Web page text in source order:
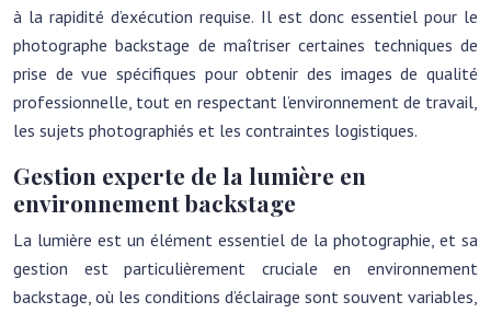
à la rapidité d’exécution requise. Il est donc essentiel pour le
photographe backstage de maîtriser certaines techniques de
prise de vue spécifiques pour obtenir des images de qualité
professionnelle, tout en respectant l’environnement de travail,
les sujets photographiés et les contraintes logistiques.
Gestion experte de la lumière en
environnement backstage
La lumière est un élément essentiel de la photographie, et sa
gestion est particulièrement cruciale en environnement
backstage, où les conditions d’éclairage sont souvent variables,